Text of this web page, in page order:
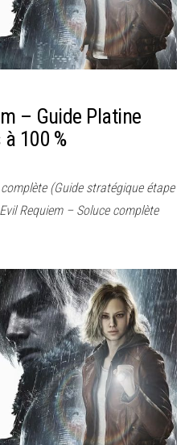
– Guide Platine
100 %
(Guide stratégique étape
Requiem – Soluce complète